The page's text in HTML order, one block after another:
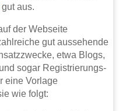
gut aus.
der Webseite
gut aussehende
etwa Blogs,
sogar Registrierungs-
eine Vorlage
wie folgt: